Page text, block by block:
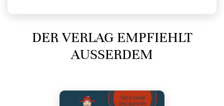
DER VERLAG EMPFIEHLT
AUSSERDEM